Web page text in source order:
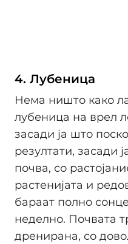
4. Лубеница
Нема ништо како
лубеница на врел
засади ја што
резултати, засади
почва, со
растенијата и
бараат полно
неделно. Почвата
дренирана, со